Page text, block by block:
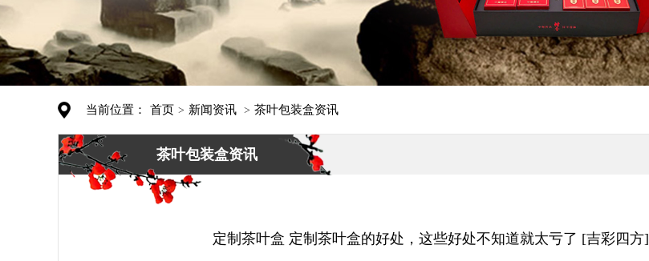
当前位置： 首页 > 新闻资讯 > 茶叶包装盒资讯
茶叶包装盒资讯
定制茶叶盒 定制茶叶盒的好处，这些好处不知道就太亏了 [吉彩四方]